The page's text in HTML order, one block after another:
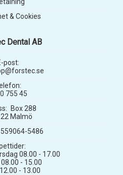
Dental AB
post:
755 45
Box 288
Malmö
559064-5486
08.00 - 17.00
- 15.00
12.00 - 13.00
& Cookies